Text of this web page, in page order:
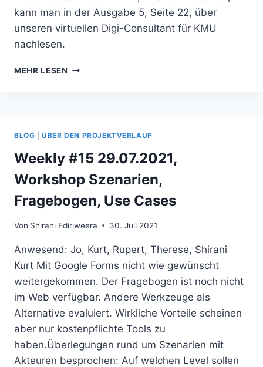
kann man in der Ausgabe 5, Seite 22, über
unseren virtuellen Digi-Consultant für KMU
nachlesen.
MEHR LESEN HEINRICH
BLOG |ÜBER DEN PROJEKTVERLAUF
Weekly #15 29.07.2021,
Workshop Szenarien,
Fragebogen, Use Cases
Von Shirani Ediriweera 30. Juli 2021
Anwesend: Jo, Kurt, Rupert, Therese, Shirani
Kurt Mit Google Forms nicht wie gewünscht
weitergekommen. Der Fragebogen ist noch nicht
im Web verfügbar. Andere Werkzeuge als
Alternative evaluiert. Wirkliche Vorteile scheinen
aber nur kostenpflichte Tools zu
haben.Überlegungen rund um Szenarien mit
Akteuren besprochen: Auf welchen Level sollen